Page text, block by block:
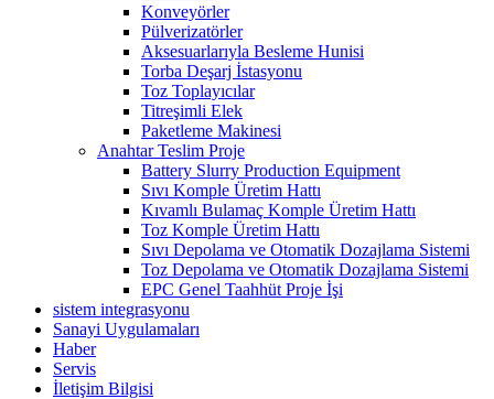
Konveyörler
Pülverizatörler
Aksesuarlarıyla Besleme Hunisi
Torba Deşarj İstasyonu
Toz Toplayıcılar
Titreşimli Elek
Paketleme Makinesi
Anahtar Teslim Proje
Battery Slurry Production Equipment
Sıvı Komple Üretim Hattı
Kıvamlı Bulamaç Komple Üretim Hattı
Toz Komple Üretim Hattı
Sıvı Depolama ve Otomatik Dozajlama Sistemi
Toz Depolama ve Otomatik Dozajlama Sistemi
EPC Genel Taahhüt Proje İşi
sistem integrasyonu
Sanayi Uygulamaları
Haber
Servis
İletişim Bilgisi